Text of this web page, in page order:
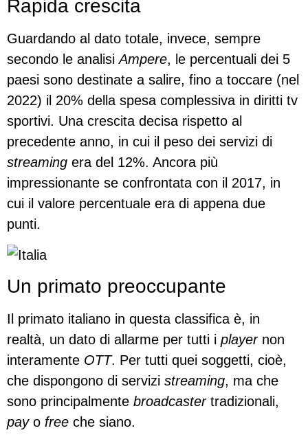
Rapida crescita
Guardando al dato totale, invece, sempre
secondo le analisiAmpere, le percentuali dei 5
paesi sono destinate a salire, fino a toccare (nel
2022) il 20% della spesa complessiva in diritti tv
sportivi. Una crescita decisa rispetto al
precedente anno, in cui il peso dei servizi di
streaming era del 12%. Ancora più
impressionante se confrontata con il 2017, in
cui il valore percentuale era di appena due
punti.
Un primato preoccupante
Il primato italiano in questa classifica è, in
realtà, un dato di allarme per tutti i player non
interamente OTT. Per tutti quei soggetti, cioè,
che dispongono di servizi streaming, ma che
sono principalmente broadcaster tradizionali,
pay o free che siano.